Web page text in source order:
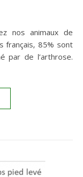
français, 85% sont
par de l’arthrose.